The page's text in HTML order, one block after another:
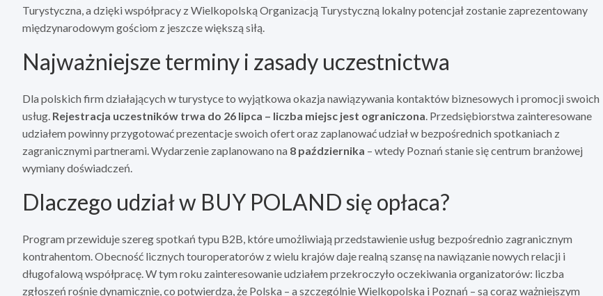
Turystyczna, a dzięki współpracy z Wielkopolską Organizacją Turystyczną lokalny potencjał zostanie zaprezentowany
międzynarodowym gościom z jeszcze większą siłą.
Najważniejsze terminy i zasady uczestnictwa
Dla polskich firm działających w turystyce to wyjątkowa okazja nawiązywania kontaktów biznesowych i promocji swoich
usług. Rejestracja uczestników trwa do 26 lipca – liczba miejsc jest ograniczona. Przedsiębiorstwa zainteresowane
udziałem powinny przygotować prezentacje swoich ofert oraz zaplanować udział w bezpośrednich spotkaniach z
zagranicznymi partnerami. Wydarzenie zaplanowano na 8 października – wtedy Poznań stanie się centrum branżowej
wymiany doświadczeń.
Dlaczego udział w BUY POLAND się opłaca?
Program przewiduje szereg spotkań typu B2B, które umożliwiają przedstawienie usług bezpośrednio zagranicznym
kontrahentom. Obecność licznych touroperatorów z wielu krajów daje realną szansę na nawiązanie nowych relacji i
długofalową współpracę. W tym roku zainteresowanie udziałem przekroczyło oczekiwania organizatorów: liczba
zgłoszeń rośnie dynamicznie, co potwierdza, że Polska – a szczególnie Wielkopolska i Poznań – są coraz ważniejszym